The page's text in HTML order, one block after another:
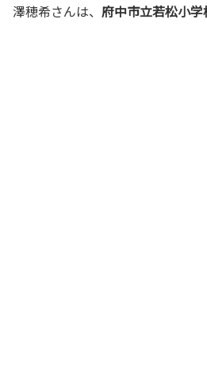
澤穂希さんは、 府中市立若松小学